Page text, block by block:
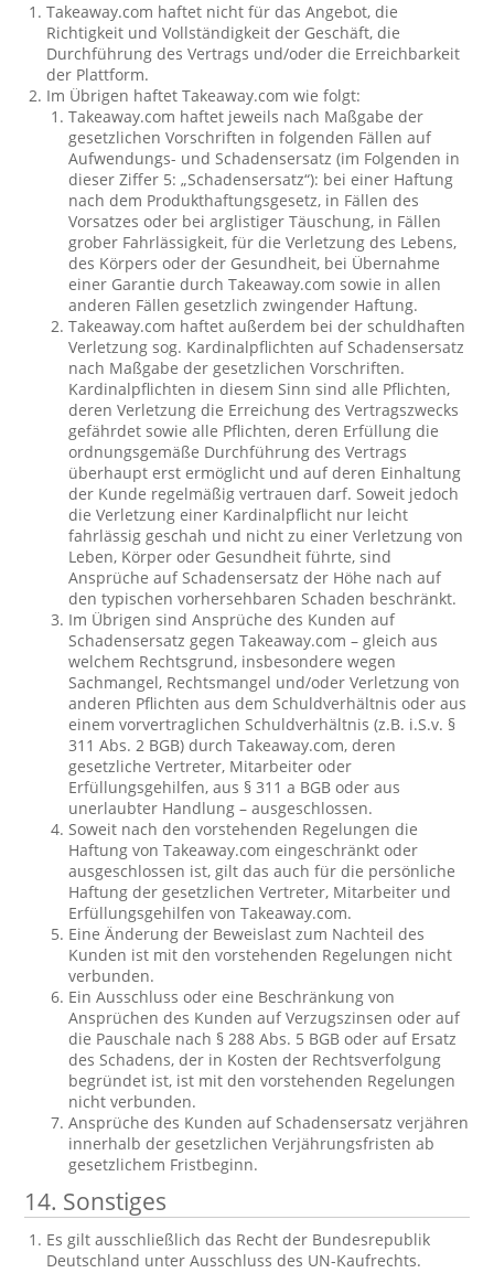
Takeaway.com haftet nicht für das Angebot, die
Richtigkeit und Vollständigkeit der Geschäft, die
Durchführung des Vertrags und/oder die Erreichbarkeit
der Plattform.
Im Übrigen haftet Takeaway.com wie folgt:
Takeaway.com haftet jeweils nach Maßgabe der
gesetzlichen Vorschriften in folgenden Fällen auf
Aufwendungs- und Schadensersatz (im Folgenden in
dieser Ziffer 5: „Schadensersatz“): bei einer Haftung
nach dem Produkthaftungsgesetz, in Fällen des
Vorsatzes oder bei arglistiger Täuschung, in Fällen
grober Fahrlässigkeit, für die Verletzung des Lebens,
des Körpers oder der Gesundheit, bei Übernahme
einer Garantie durch Takeaway.com sowie in allen
anderen Fällen gesetzlich zwingender Haftung.
Takeaway.com haftet außerdem bei der schuldhaften
Verletzung sog. Kardinalpflichten auf Schadensersatz
nach Maßgabe der gesetzlichen Vorschriften.
Kardinalpflichten in diesem Sinn sind alle Pflichten,
deren Verletzung die Erreichung des Vertragszwecks
gefährdet sowie alle Pflichten, deren Erfüllung die
ordnungsgemäße Durchführung des Vertrags
überhaupt erst ermöglicht und auf deren Einhaltung
der Kunde regelmäßig vertrauen darf. Soweit jedoch
die Verletzung einer Kardinalpflicht nur leicht
fahrlässig geschah und nicht zu einer Verletzung von
Leben, Körper oder Gesundheit führte, sind
Ansprüche auf Schadensersatz der Höhe nach auf
den typischen vorhersehbaren Schaden beschränkt.
Im Übrigen sind Ansprüche des Kunden auf
Schadensersatz gegen Takeaway.com – gleich aus
welchem Rechtsgrund, insbesondere wegen
Sachmangel, Rechtsmangel und/oder Verletzung von
anderen Pflichten aus dem Schuldverhältnis oder aus
einem vorvertraglichen Schuldverhältnis (z.B. i.S.v. §
311 Abs. 2 BGB) durch Takeaway.com, deren
gesetzliche Vertreter, Mitarbeiter oder
Erfüllungsgehilfen, aus § 311 a BGB oder aus
unerlaubter Handlung – ausgeschlossen.
Soweit nach den vorstehenden Regelungen die
Haftung von Takeaway.com eingeschränkt oder
ausgeschlossen ist, gilt das auch für die persönliche
Haftung der gesetzlichen Vertreter, Mitarbeiter und
Erfüllungsgehilfen von Takeaway.com.
Eine Änderung der Beweislast zum Nachteil des
Kunden ist mit den vorstehenden Regelungen nicht
verbunden.
Ein Ausschluss oder eine Beschränkung von
Ansprüchen des Kunden auf Verzugszinsen oder auf
die Pauschale nach § 288 Abs. 5 BGB oder auf Ersatz
des Schadens, der in Kosten der Rechtsverfolgung
begründet ist, ist mit den vorstehenden Regelungen
nicht verbunden.
Ansprüche des Kunden auf Schadensersatz verjähren
innerhalb der gesetzlichen Verjährungsfristen ab
gesetzlichem Fristbeginn.
14. Sonstiges
Es gilt ausschließlich das Recht der Bundesrepublik
Deutschland unter Ausschluss des UN-Kaufrechts.